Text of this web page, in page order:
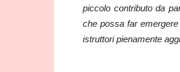
piccolo contributo da
che possa far
istruttori pienamente